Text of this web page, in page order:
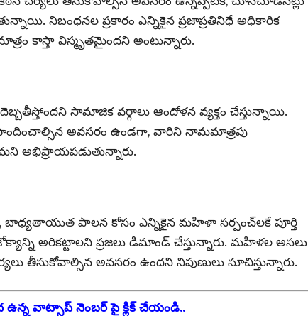
నిబంధనల ప్రకారం ఎన్నికైన ప్రజాప్రతినిధే అధికారిక
కాస్తా విస్మృతమైందని అంటున్నారు.
సామాజిక వర్గాలు ఆందోళన వ్యక్తం చేస్తున్నాయి.
అవసరం ఉండగా, వారిని నామమాత్రపు
అభిప్రాయపడుతున్నారు.
బాధ్యతాయుత పాలన కోసం ఎన్నికైన మహిళా సర్పంచ్‌లకే పూర్తి
అరికట్టాలని ప్రజలు డిమాండ్ చేస్తున్నారు. మహిళల అసలు
తీసుకోవాల్సిన అవసరం ఉందని నిపుణులు సూచిస్తున్నారు.
ఉన్న వాట్సాప్ నెంబర్ పై క్లిక్ చేయండి..